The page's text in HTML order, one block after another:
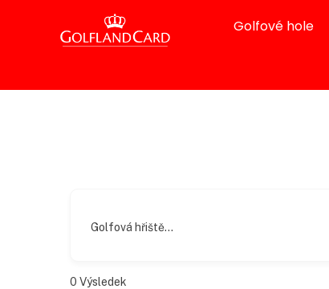
Golfové hole
Golfová hřiště...
0 Výsledek